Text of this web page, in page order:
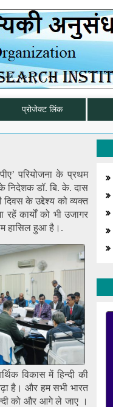
प्रोजेक्ट लिंक
परियोजना के प्रथम
निदेशक डॉ. बि. के. दास
दिवस के उद्देश्य को व्यक्त
कार्यों को भी उजागर
हासिल हुआ है।.
विकास में हिन्दी की
है। और हम सभी भारत
को और आगे ले जाए ।